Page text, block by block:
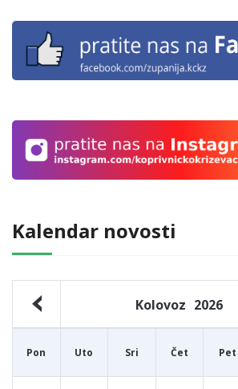
Kalendar novosti
Kolovoz 2026
Pon Uto Sri Čet Pet